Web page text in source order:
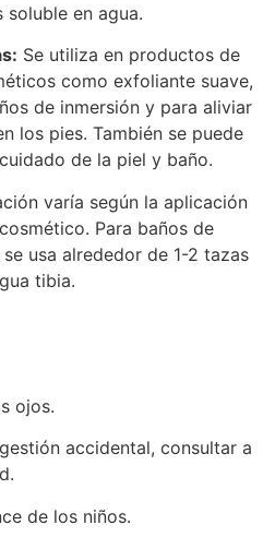
en agua.
Se utiliza en productos de
como exfoliante suave,
de inmersión y para aliviar
los pies. También se puede
de la piel y baño.
varía según la aplicación
Para baños de
usa alrededor de 1-2 tazas
tibia.
ojos.
accidental, consultar a
de los niños.